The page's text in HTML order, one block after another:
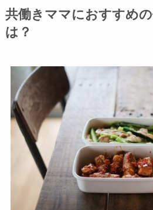
共働きママにおすすめ
は？